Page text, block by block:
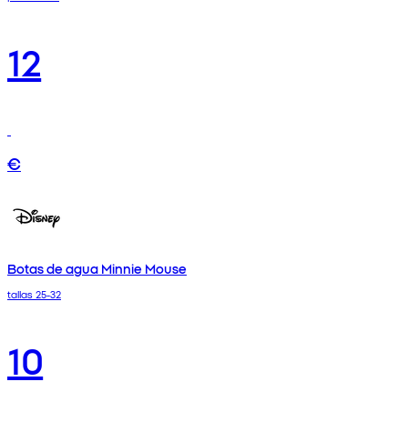
12
€
Botas de agua Minnie Mouse
tallas 25-32
10